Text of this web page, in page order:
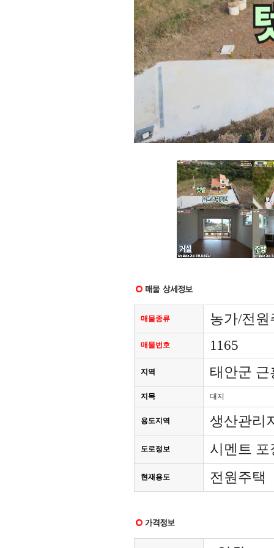
매물종류 농가/전
매물번호 1165
지역 태안군
지목 대지
용도지역 생산관리
도로정보 시멘트 포
현재용도 전원주택